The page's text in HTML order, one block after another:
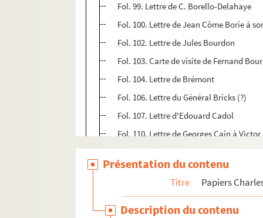
Fol. 99. Lettre de C. Borello-Delahaye
Fol. 100. Lettre de Jean Côme Borie à
Fol. 102. Lettre de Jules Bourdon
Fol. 103. Carte de visite de Fernand
Fol. 104. Lettre de Brémont
Fol. 106. Lettre du Général Bricks (?)
Fol. 107. Lettre d'Edouard Cadol
Fol. 110. Lettre de Georges Cain à
Fol. 111. Lettre de Calmann-Lévy
Fol. 112. Lettres d'E. de Calonne
Fol. 114. Lettre de Cardaillac
Fol. 115. Lettres et carte de visite
Présentation du contenu
Titre Papiers
Description du contenu